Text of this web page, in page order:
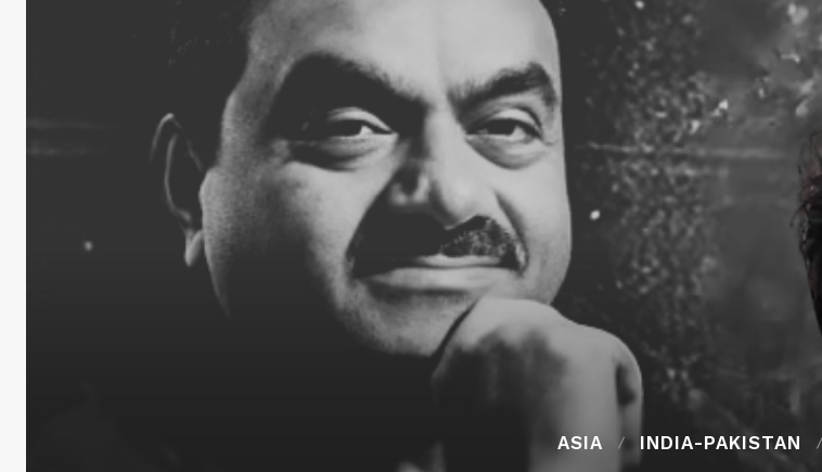
ASIA INDIA-PAKISTAN